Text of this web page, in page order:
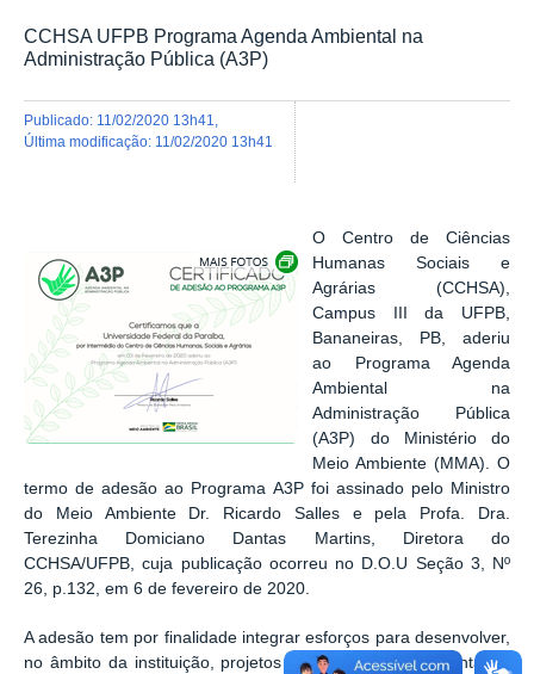
CCHSA UFPB Programa Agenda Ambiental na
Administração Pública (A3P)
publicado: 11/02/2020 13h41
última modificação: 11/02/2020 13h41
Exibir carrossel de imagens
O Centro de Ciências
Humanas Sociais e
Agrárias (CCHSA),
Campus III da UFPB,
Bananeiras, PB, aderiu
ao Programa Agenda
Ambiental na
Administração Pública
(A3P) do Ministério do
Meio Ambiente (MMA). O
termo de adesão ao Programa A3P foi assinado pelo Ministro
do Meio Ambiente Dr. Ricardo Salles e pela Profa. Dra.
Terezinha Domiciano Dantas Martins, Diretora do
CCHSA/UFPB, cuja publicação ocorreu no D.O.U Seção 3, Nº
26, p.132, em 6 de fevereiro de 2020.
A adesão tem por finalidade integrar esforços para desenvolver,
no âmbito da instituição, projetos destinados à implementação